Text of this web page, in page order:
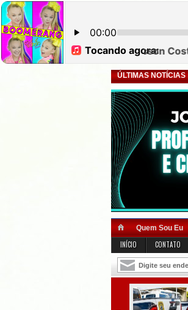
ÚLTIMAS NOTÍCIAS
Quem Sou Eu
INÍCIO CONTATO